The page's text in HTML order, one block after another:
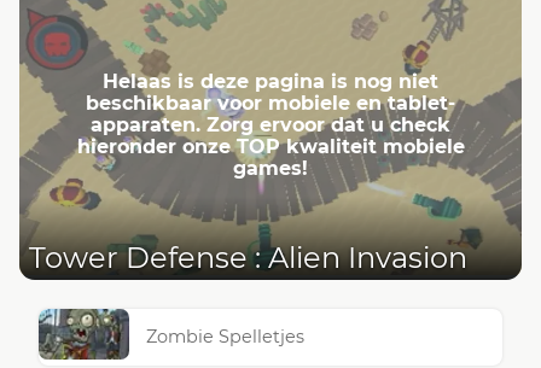
Helaas is deze pagina is nog niet
beschikbaar voor mobiele en tablet-
apparaten. Zorg ervoor dat u check
hieronder onze TOP kwaliteit mobiele
games!
Tower Defense : Alien Invasion
Zombie Spelletjes